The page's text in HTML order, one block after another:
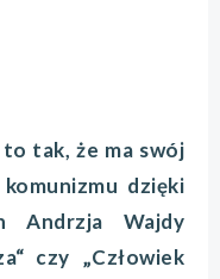
tak, że ma swój
dzięki
Andrzja Wajdy
czy „Człowiek